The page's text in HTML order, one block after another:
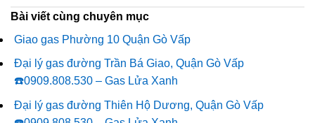
Bài viết cùng chuyên mục
Giao gas Phường 10 Quận Gò Vấp
Đại lý gas đường Trần Bá Giao, Quận Gò Vấp
☎️0909.808.530 – Gas Lửa Xanh
Đại lý gas đường Thiên Hộ Dương, Quận Gò Vấp